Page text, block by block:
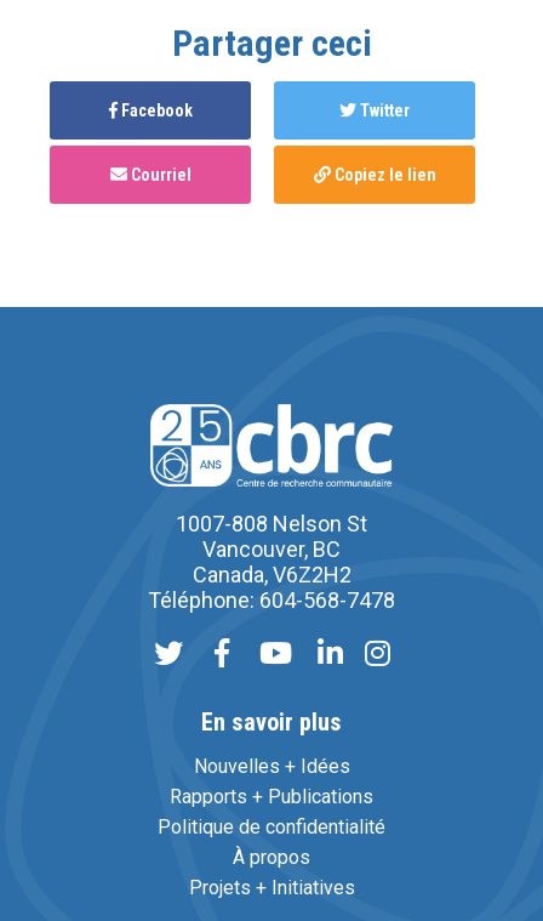
Partager ceci
Facebook Twitter
Courriel Copiez le lien
1007-808 Nelson St
Vancouver, BC
Canada, V6Z2H2
Téléphone: 604-568-7478
En savoir plus
Nouvelles + Idées
Rapports + Publications
Politique de confidentialité
À propos
Projets + Initiatives